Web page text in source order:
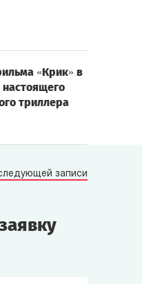
«Крик» в
триллера
записи